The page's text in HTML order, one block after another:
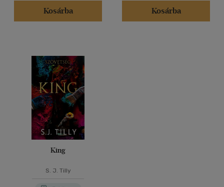
Kosárba
Kosárba
King
S. J. Tilly